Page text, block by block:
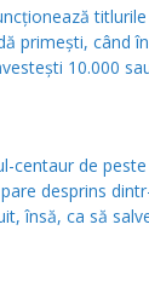
titlurile
primești, când
10.000
centaur de
desprins
însă, ca să